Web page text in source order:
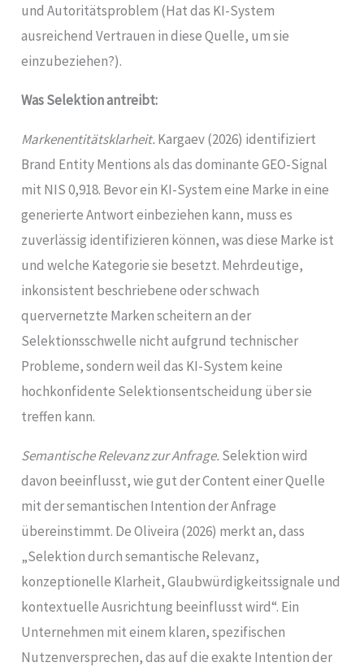
und Autoritätsproblem (Hat das KI-System
ausreichend Vertrauen in diese Quelle, um sie
einzubeziehen?).
Was Selektion antreibt:
Markenentitätsklarheit.Kargaev (2026) identifiziert
Brand Entity Mentions als das dominante GEO-Signal
mit NIS 0,918. Bevor ein KI-System eine Marke in eine
generierte Antwort einbeziehen kann, muss es
zuverlässig identifizieren können, was diese Marke ist
und welche Kategorie sie besetzt. Mehrdeutige,
inkonsistent beschriebene oder schwach
quervernetzte Marken scheitern an der
Selektionsschwelle nicht aufgrund technischer
Probleme, sondern weil das KI-System keine
hochkonfidente Selektionsentscheidung über sie
treffen kann.
Semantische Relevanz zur Anfrage.Selektion wird
davon beeinflusst, wie gut der Content einer Quelle
mit der semantischen Intention der Anfrage
übereinstimmt. De Oliveira (2026) merkt an, dass
„Selektion durch semantische Relevanz,
konzeptionelle Klarheit, Glaubwürdigkeitssignale und
kontextuelle Ausrichtung beeinflusst wird“. Ein
Unternehmen mit einem klaren, spezifischen
Nutzenversprechen, das auf die exakte Intention der